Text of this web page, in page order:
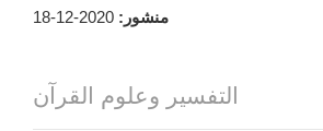
منشور: 2020-12-18
التفسير وعلوم القرآن